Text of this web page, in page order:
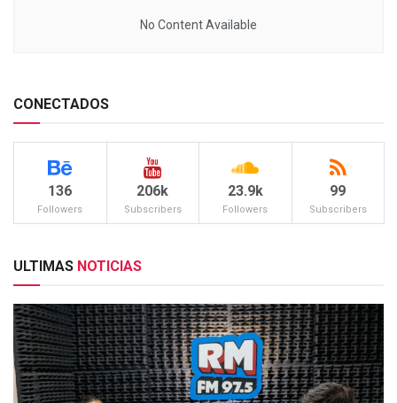
No Content Available
CONECTADOS
136
Followers
206k
Subscribers
23.9k
Followers
99
Subscribers
ULTIMAS NOTICIAS